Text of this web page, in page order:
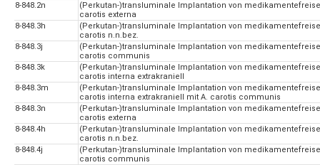
8-848.2n
(Perkutan-)transluminale Implantation von
carotis externa
8-848.3h
(Perkutan-)transluminale Implantation von
carotis n.n.bez.
8-848.3j
(Perkutan-)transluminale Implantation von
carotis communis
8-848.3k
(Perkutan-)transluminale Implantation von
carotis interna extrakraniell
8-848.3m
(Perkutan-)transluminale Implantation von
carotis interna extrakraniell mit A. carotis communis
8-848.3n
(Perkutan-)transluminale Implantation von
carotis externa
8-848.4h
(Perkutan-)transluminale Implantation von
carotis n.n.bez.
8-848.4j
(Perkutan-)transluminale Implantation von
carotis communis